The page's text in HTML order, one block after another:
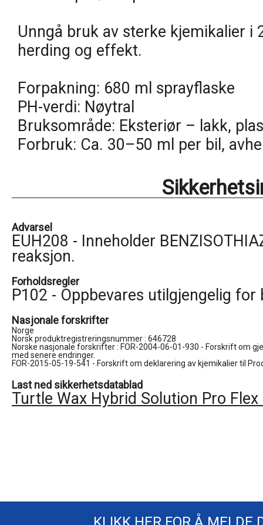
Unngå bruk av sterke kjemikalier
herding og effekt.
Forpakning: 680 ml sprayflaske
PH-verdi: Nøytral
Bruksområde: Eksteriør – lakk,
Forbruk: Ca. 30–50 ml per bil,
Advarsel
EUH208 - Inneholder
reaksjon.
Forholdsregler
P102 - Oppbevares utilgjengelig for
Nasjonale forskrifter
Norge
Norsk produktregistreringsnummer : 646728
Norske nasjonale forskrifter : FOR-2004-06-01-930 - Forskrift om
med senere endringer.
FOR-2015-05-19-541 - Forskrift om deklarering av kjemikalier til
Last ned sikkerhetsdatablad
Turtle Wax Hybrid Solution Pro